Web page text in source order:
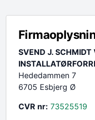
SVEND J. SCHMIDT
Hededammen 7
6705 Esbjerg Ø
CVR nr: 73525519